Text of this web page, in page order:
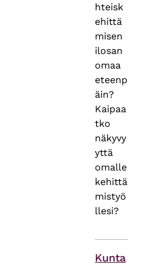
hteisk
ehittä
misen
ilosan
omaa
eteenp
äin?
Kaipaa
tko
näkyvy
yttä
omalle
kehittä
mistyö
llesi?
Kunta